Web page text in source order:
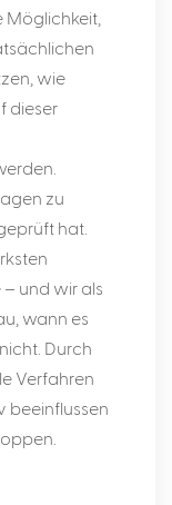
Möglichkeit,
wie
dieser
zu
hat.
und wir als
wann es
Durch
Verfahren
beeinflussen